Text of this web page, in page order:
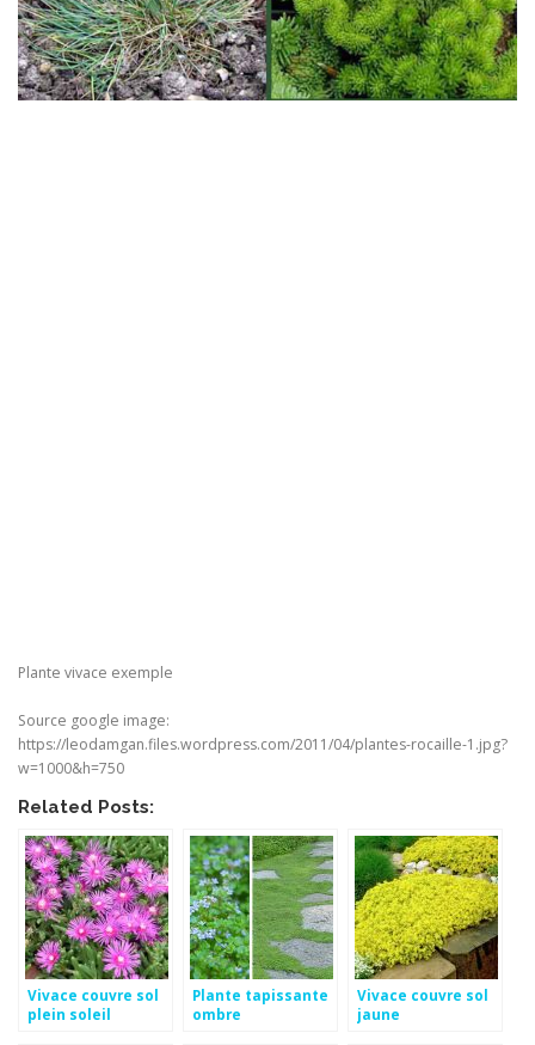
Plante vivace exemple
Source google image:
https://leodamgan.files.wordpress.com/2011/04/plantes-rocaille-1.jpg?
w=1000&h=750
Related Posts:
Vivace couvre sol
plein soleil
Plante tapissante
ombre
Vivace couvre sol
jaune